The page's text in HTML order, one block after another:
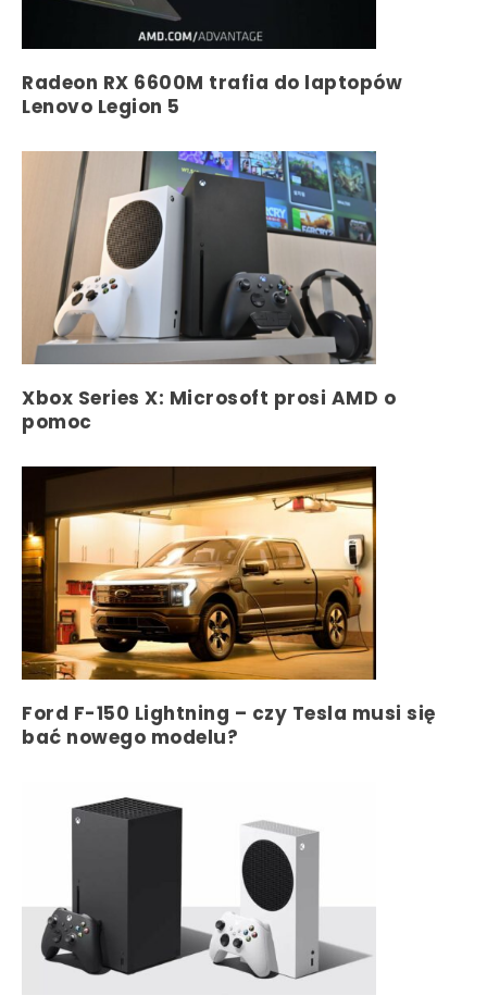
Radeon RX 6600M trafia do laptopów
Lenovo Legion 5
Xbox Series X: Microsoft prosi AMD o
pomoc
Ford F-150 Lightning – czy Tesla musi się
bać nowego modelu?